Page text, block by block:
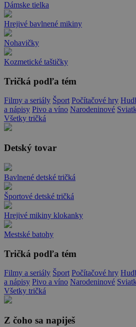
Dámske tielka
Hrejivé bavlnené mikiny
Nohavičky
Kozmetické taštičky
Tričká podľa tém
Filmy a seriály Šport Počítačové hry
a nápisy Pivo a víno Narodeninové
Všetky tričká
Detský tovar
Bavlnené detské tričká
Športové detské tričká
Hrejivé mikiny klokanky
Mestské batohy
Tričká podľa tém
Filmy a seriály Šport Počítačové hry
a nápisy Pivo a víno Narodeninové
Všetky tričká
Z čoho sa napiješ